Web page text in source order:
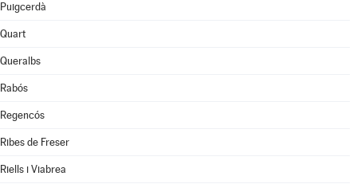
Puigcerdà
Quart
Queralbs
Rabós
Regencós
Ribes de Freser
Riells i Viabrea